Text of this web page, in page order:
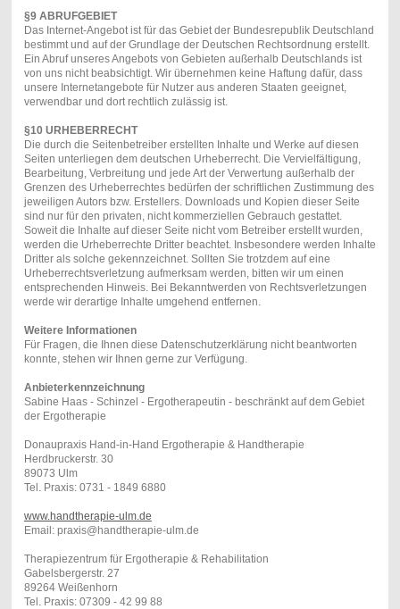
§9 ABRUFGEBIET
Das Internet-Angebot ist für das Gebiet der Bundesrepublik Deutschland
bestimmt und auf der Grundlage der Deutschen Rechtsordnung erstellt.
Ein Abruf unseres Angebots von Gebieten außerhalb Deutschlands ist
von uns nicht beabsichtigt. Wir übernehmen keine Haftung dafür, dass
unsere Internetangebote für Nutzer aus anderen Staaten geeignet,
verwendbar und dort rechtlich zulässig ist.
§10 URHEBERRECHT
Die durch die Seitenbetreiber erstellten Inhalte und Werke auf diesen
Seiten unterliegen dem deutschen Urheberrecht. Die Vervielfältigung,
Bearbeitung, Verbreitung und jede Art der Verwertung außerhalb der
Grenzen des Urheberrechtes bedürfen der schriftlichen Zustimmung des
jeweiligen Autors bzw. Erstellers. Downloads und Kopien dieser Seite
sind nur für den privaten, nicht kommerziellen Gebrauch gestattet.
Soweit die Inhalte auf dieser Seite nicht vom Betreiber erstellt wurden,
werden die Urheberrechte Dritter beachtet. Insbesondere werden Inhalte
Dritter als solche gekennzeichnet. Sollten Sie trotzdem auf eine
Urheberrechtsverletzung aufmerksam werden, bitten wir um einen
entsprechenden Hinweis. Bei Bekanntwerden von Rechtsverletzungen
werde wir derartige Inhalte umgehend entfernen.
Weitere Informationen
Für Fragen, die Ihnen diese Datenschutzerklärung nicht beantworten
konnte, stehen wir Ihnen gerne zur Verfügung.
Anbieterkennzeichnung
Sabine Haas - Schinzel - Ergotherapeutin - beschränkt auf dem Gebiet
der Ergotherapie
Donaupraxis Hand-in-Hand Ergotherapie & Handtherapie
Herdbruckerstr. 30
89073 Ulm
Tel. Praxis: 0731 - 1849 6880
www.handtherapie-ulm.de
Email: praxis@handtherapie-ulm.de
Therapiezentrum für Ergotherapie & Rehabilitation
Gabelsbergerstr. 27
89264 Weißenhorn
Tel. Praxis: 07309 - 42 99 88